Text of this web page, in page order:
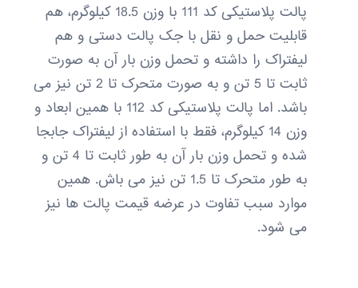
پالت پلاستیکی کد 111 با وزن 18.5 کیلوگرم، هم
قابلیت حمل و نقل با جک پالت دستی و هم
لیفتراک را داشته و تحمل وزن بار آن به صورت
ثابت تا 5 تن و به صورت متحرک تا 2 تن نیز می
باشد. اما پالت پلاستیکی کد 112 با همین ابعاد و
وزن 14 کیلوگرم، فقط با استفاده از لیفتراک جابجا
شده و تحمل وزن بار آن به طور ثابت تا 4 تن و
به طور متحرک تا 1.5 تن نیز می باش. همین
موارد سبب تفاوت در عرضه قیمت پالت ها نیز
می شود.